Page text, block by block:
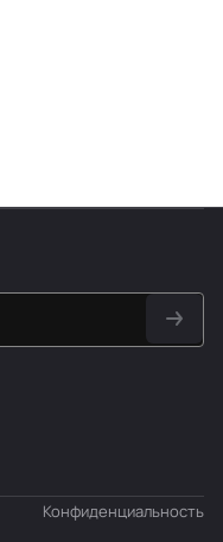
Конфиденциальность